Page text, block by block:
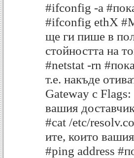
#ifconfig -a
#ifconfig ethX
ще ги пише в
стойността на
#netstat -rn
т.е. накъде
Gateway с
вашия
#cat /etc/
ите, които
#ping address